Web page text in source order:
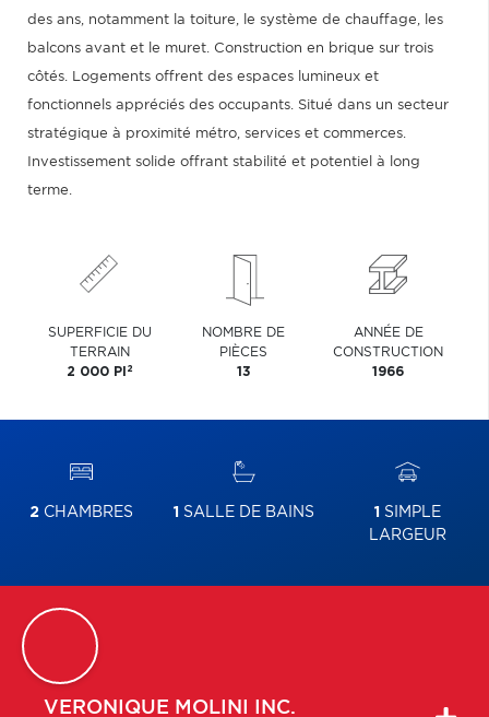
des ans, notamment la toiture, le système de chauffage, les
balcons avant et le muret. Construction en brique sur trois
côtés. Logements offrent des espaces lumineux et
fonctionnels appréciés des occupants. Situé dans un secteur
stratégique à proximité métro, services et commerces.
Investissement solide offrant stabilité et potentiel à long
terme.
SUPERFICIE DU
TERRAIN
2 000 PI 2
NOMBRE DE
PIÈCES
13
ANNÉE DE
CONSTRUCTION
1966
2 CHAMBRES 1 SALLE DE BAINS 1 SIMPLE
LARGEUR
VERONIQUE MOLINI INC.